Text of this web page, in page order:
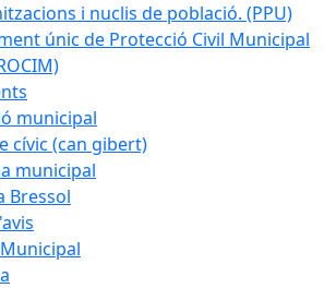
i nuclis de població. (PPU)
únic de Protecció Civil Municipal
municipal
cívic (can gibert)
municipal
Bressol